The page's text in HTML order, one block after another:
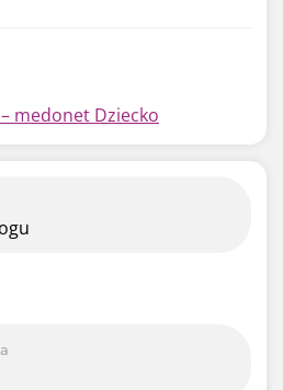
medonet Dziecko